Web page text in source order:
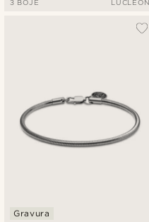
3 BOJE LUCLEON
Gravura